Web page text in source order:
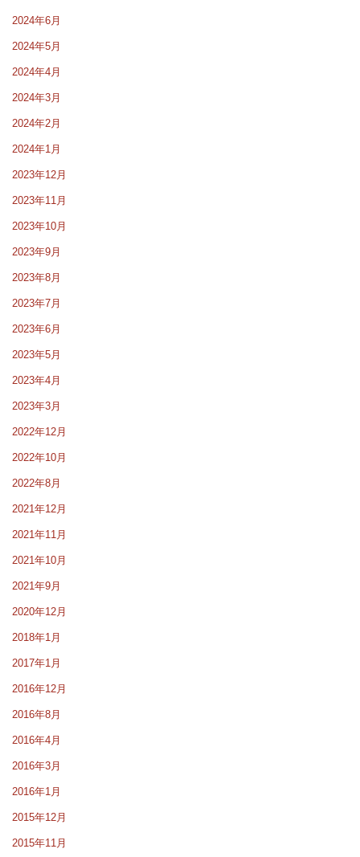
2024年6月
2024年5月
2024年4月
2024年3月
2024年2月
2024年1月
2023年12月
2023年11月
2023年10月
2023年9月
2023年8月
2023年7月
2023年6月
2023年5月
2023年4月
2023年3月
2022年12月
2022年10月
2022年8月
2021年12月
2021年11月
2021年10月
2021年9月
2020年12月
2018年1月
2017年1月
2016年12月
2016年8月
2016年4月
2016年3月
2016年1月
2015年12月
2015年11月